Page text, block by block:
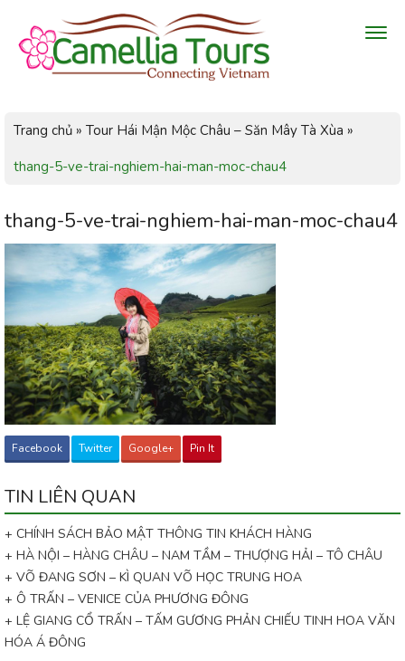
Trang chủ » Tour Hái Mận Mộc Châu – Săn Mây Tà Xùa »
thang-5-ve-trai-nghiem-hai-man-moc-chau4
thang-5-ve-trai-nghiem-hai-man-moc-chau4
Facebook Twitter Google+ Pin It
TIN LIÊN QUAN
+ CHÍNH SÁCH BẢO MẬT THÔNG TIN KHÁCH HÀNG
+ HÀ NỘI – HÀNG CHÂU – NAM TẦM – THƯỢNG HẢI – TÔ CHÂU
+ VÕ ĐANG SƠN – KÌ QUAN VÕ HỌC TRUNG HOA
+ Ô TRẤN – VENICE CỦA PHƯƠNG ĐÔNG
+ LỆ GIANG CỔ TRẤN – TẤM GƯƠNG PHẢN CHIẾU TINH HOA VĂN
HÓA Á ĐÔNG